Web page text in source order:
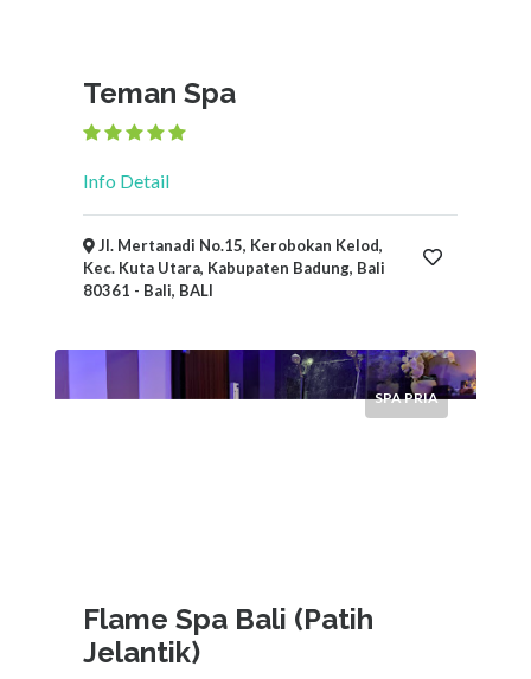
Teman Spa
Info Detail
Jl. Mertanadi No.15, Kerobokan Kelod,
Kec. Kuta Utara, Kabupaten Badung, Bali
80361 - Bali, BALI
SPA PRIA
Flame Spa Bali (Patih
Jelantik)